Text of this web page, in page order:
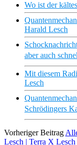
Wo ist der
Harald Lesch
aber auch
Mit diesem
Lesch
Schrödingers
Vorheriger Beitrag
Lesch | Terra X